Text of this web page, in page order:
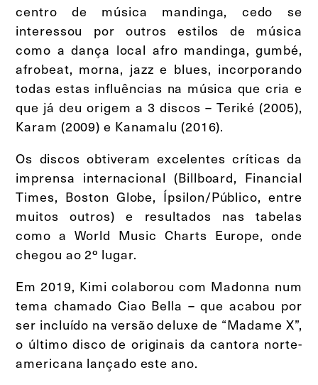
centro de música mandinga, cedo se
interessou por outros estilos de música
como a dança local afro mandinga, gumbé,
afrobeat, morna, jazz e blues, incorporando
todas estas influências na música que cria e
que já deu origem a 3 discos – Teriké (2005),
Karam (2009) e Kanamalu (2016).
Os discos obtiveram excelentes críticas da
imprensa internacional (Billboard, Financial
Times, Boston Globe, Ípsilon/Público, entre
muitos outros) e resultados nas tabelas
como a World Music Charts Europe, onde
chegou ao 2º lugar.
Em 2019, Kimi colaborou com Madonna num
tema chamado Ciao Bella – que acabou por
ser incluído na versão deluxe de “Madame X”,
o último disco de originais da cantora norte-
americana lançado este ano.